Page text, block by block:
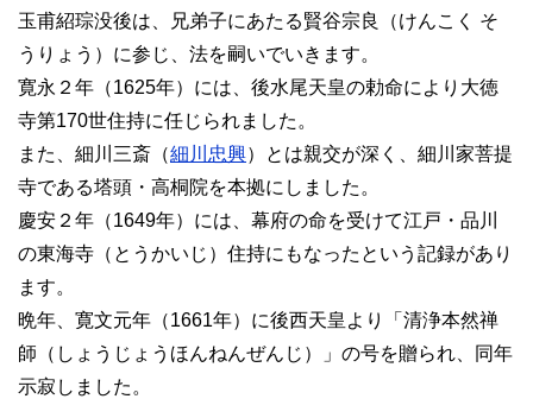
玉甫紹琮没後は、兄弟子にあたる賢谷宗良（けんこく そ
うりょう）に参じ、法を嗣いでいきます。
寛永２年（1625年）には、後水尾天皇の勅命により大徳
寺第170世住持に任じられました。
また、細川三斎（細川忠興）とは親交が深く、細川家菩提
寺である塔頭・高桐院を本拠にしました。
慶安２年（1649年）には、幕府の命を受けて江戸・品川
の東海寺（とうかいじ）住持にもなったという記録があり
ます。
晩年、寛文元年（1661年）に後西天皇より「清浄本然禅
師（しょうじょうほんねんぜんじ）」の号を贈られ、同年
示寂しました。